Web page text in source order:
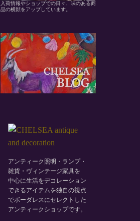
入荷情報やショップでの日々、味のある商
品の横顔をアップしています。
アンティーク照明・ランプ・
雑貨・ヴィンテージ家具を
中心に生活をデコレーション
できるアイテムを独自の視点
でボーダレスにセレクトした
アンティークショップです。